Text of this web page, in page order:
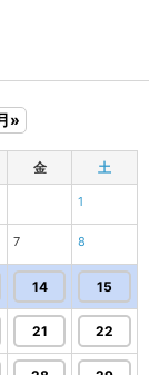
»
金 土
1
7 8
14 15
21 22